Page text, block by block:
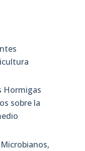
Hormigas
sobre la